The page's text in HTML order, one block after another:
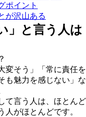
ポイント
が沢山ある
」と言う人は
変そう」「常に責任を
も魅力を感じない」な
て言う人は、ほとんど
がほとんどです。